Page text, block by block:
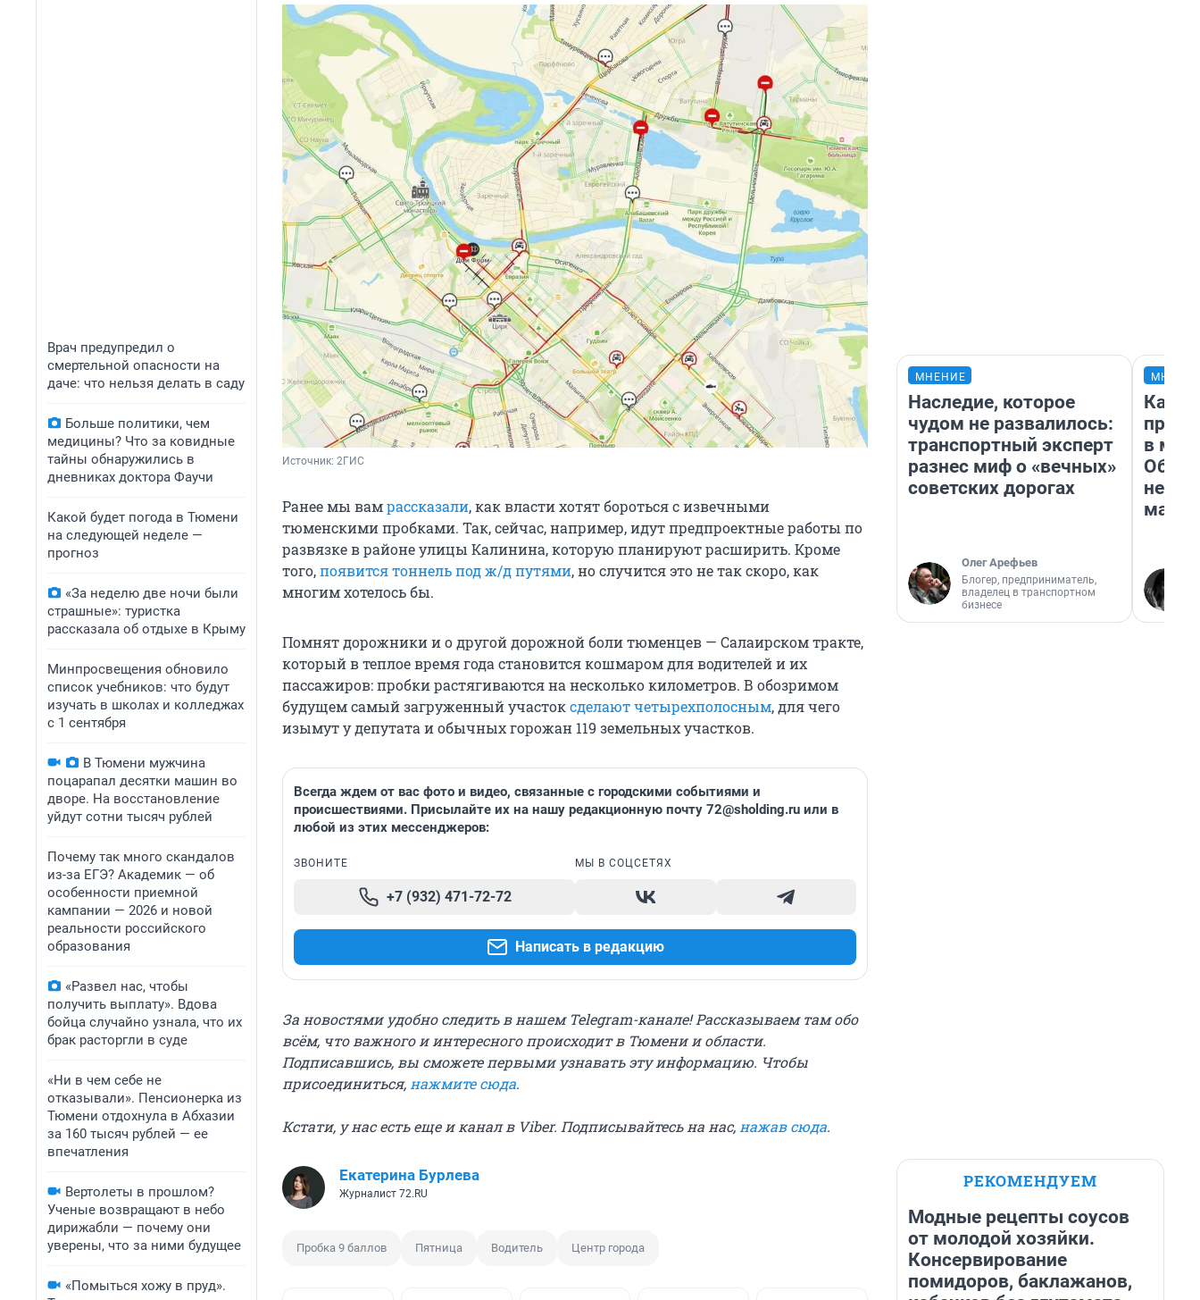
Врач предупредил о
смертельной опасности на
даче: что нельзя делать в саду
Больше политики, чем
медицины? Что за ковидные
тайны обнаружились в
дневниках доктора Фаучи
Какой будет погода в Тюмени
на следующей неделе —
прогноз
«За неделю две ночи были
страшные»: туристка
рассказала об отдыхе в Крыму
Минпросвещения обновило
список учебников: что будут
изучать в школах и колледжах
с 1 сентября
В Тюмени мужчина
поцарапал десятки машин во
дворе. На восстановление
уйдут сотни тысяч рублей
Почему так много скандалов
из-за ЕГЭ? Академик — об
особенности приемной
кампании — 2026 и новой
реальности российского
образования
«Развел нас, чтобы
получить выплату». Вдова
бойца случайно узнала, что их
брак расторгли в суде
«Ни в чем себе не
отказывали». Пенсионерка из
Тюмени отдохнула в Абхазии
за 160 тысяч рублей — ее
впечатления
Вертолеты в прошлом?
Ученые возвращают в небо
дирижабли — почему они
уверены, что за ними будущее
«Помыться хожу в пруд».
Источник: 2ГИС
Ранее мы вамрассказали, как власти хотят бороться с извечными
тюменскими пробками. Так, сейчас, например, идут предпроектные работы по
развязке в районе улицы Калинина, которую планируют расширить. Кроме
того,появится тоннель под ж/д путями, но случится это не так скоро, как
многим хотелось бы.
Помнят дорожники и о другой дорожной боли тюменцев — Салаирском тракте,
который в теплое время года становится кошмаром для водителей и их
пассажиров: пробки растягиваются на несколько километров. В обозримом
будущем самый загруженный участоксделают четырехполосным, для чего
изымут у депутата и обычных горожан 119 земельных участков.
Всегда ждем от вас фото и видео, связанные с городскими событиями и
происшествиями. Присылайте их на нашу редакционную почту 72@sholding.ru или в
любой из этих мессенджеров:
ЗВОНИТЕ
+7 (932) 471-72-72
МЫ В СОЦСЕТЯХ
Написать в редакцию
За новостями удобно следить в нашем Telegram-канале! Рассказываем там обо
всём, что важного и интересного происходит в Тюмени и области.
Подписавшись, вы сможете первыми узнавать эту информацию. Чтобы
присоединиться, нажмите сюда.
Кстати, у нас есть еще и канал в Viber. Подписывайтесь на нас, нажав сюда.
Екатерина Бурлева
Журналист 72.RU
Пробка 9 баллов Пятница Водитель Центр города
МНЕНИЕ
Наследие, которое
чудом не развалилось:
транспортный эксперт
разнес миф о «вечных»
советских дорогах
Олег Арефьев
Блогер, предприниматель,
владелец в транспортном
бизнесе
в
РЕКОМЕНДУЕМ
Модные рецепты соусов
от молодой хозяйки.
Консервирование
помидоров, баклажанов,